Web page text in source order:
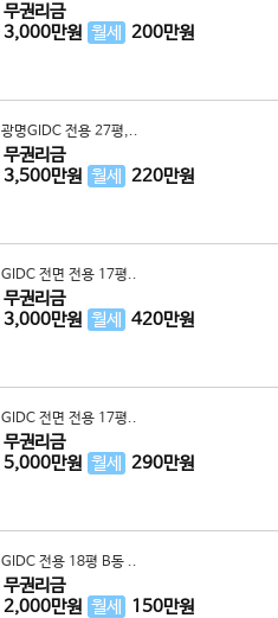
무권리금
3,000만원 월세 200만원
광명GIDC 전용 27평,..
무권리금
3,500만원 월세 220만원
GIDC 전면 전용 17평..
무권리금
3,000만원 월세 420만원
GIDC 전면 전용 17평..
무권리금
5,000만원 월세 290만원
GIDC 전용 18평 B동 ..
무권리금
2,000만원 월세 150만원